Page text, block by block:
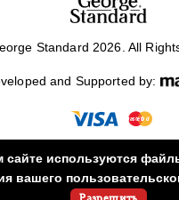
Standard 2026. All
and Supported by:
!
сайте используются
вашего